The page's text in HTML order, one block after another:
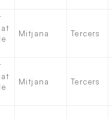
Mitjana Tercers
Mitjana Tercers